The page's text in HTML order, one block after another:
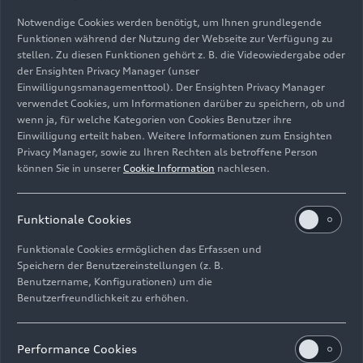
Standaufnahme,
Farbe: Daytonagrau Perleffekt
Bild-Nr: A243015 · Copyright: AUDI AG
Rechte: Verwendung für Pressezwecke honorarfrei
ImpressumRechtliches
Hinweisgebersystem
Notwendige Cookies werden benötigt, um Ihnen grundlegende
Funktionen während der Nutzung der Webseite zur Verfügung zu
stellen. Zu diesen Funktionen gehört z. B. die Videowiedergabe oder
der Ensighten Privacy Manager (unser
Einwilligungsmanagementtool). Der Ensighten Privacy Manager
verwendet Cookies, um Informationen darüber zu speichern, ob und
wenn ja, für welche Kategorien von Cookies Benutzer ihre
Einwilligung erteilt haben. Weitere Informationen zum Ensighten
Privacy Manager, sowie zu Ihren Rechten als betroffene Person
können Sie in unserer Cookie Information nachlesen.
Funktionale Cookies
Funktionale Cookies ermöglichen das Erfassen und
Speichern der Benutzereinstellungen (z. B.
Benutzername, Konfigurationen) um die
Benutzerfreundlichkeit zu erhöhen.
Performance Cookies